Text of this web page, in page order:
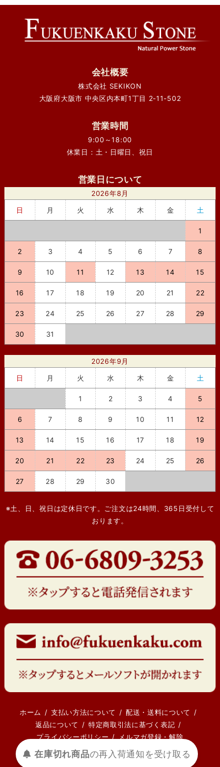
会社概要
株式会社 SEKIKON
大阪府大阪市 中央区内本町1丁目 2-11-502
営業時間
9:00～18:00
休業日：土・日曜日、祝日
営業日について
2026年8月
日
月 火 水 木 金 土
1
2 3 4 5 6 7 8
9 10 11 12 13 14 15
16 17 18 19 20 21 22
23 24 25 26 27 28 29
30 31
2026年9月
日
月 火 水 木 金 土
1 2 3 4 5
6 7 8 9 10 11 12
13 14 15 16 17 18 19
20 21 22 23 24 25 26
27 28 29 30
※土、日、祝日は定休日です。ご注文は24時間、365日受付して
おります。
ホーム 支払い方法について
配送・送料について
返品について
特定商取引法に基づく表記
プライバシーポリシー
メルマガ登録・解除
在庫切れ商品の再入荷通知を受け取る